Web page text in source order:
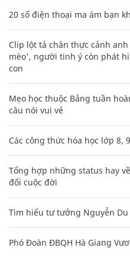
20 số điện thoại ma ám bạn
Clip lột tả chân thực cảnh
mèo', người tinh ý còn phát
con
Mẹo học thuộc Bảng tuần
câu nói vui vẻ
Các công thức hóa học lớp 8,
Tổng hợp những status hay
đổi cuộc đời
Tìm hiểu tư tưởng Nguyễn
Phó Đoàn ĐBQH Hà Giang